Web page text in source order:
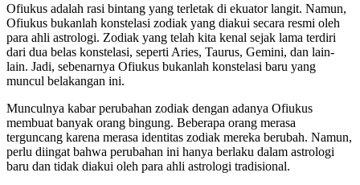
Ofiukus adalah rasi bintang yang terletak di ekuator langit. Namun,
Ofiukus bukanlah konstelasi zodiak yang diakui secara resmi oleh
para ahli astrologi. Zodiak yang telah kita kenal sejak lama terdiri
dari dua belas konstelasi, seperti Aries, Taurus, Gemini, dan lain-
lain. Jadi, sebenarnya Ofiukus bukanlah konstelasi baru yang
muncul belakangan ini.
Munculnya kabar perubahan zodiak dengan adanya Ofiukus
membuat banyak orang bingung. Beberapa orang merasa
terguncang karena merasa identitas zodiak mereka berubah. Namun,
perlu diingat bahwa perubahan ini hanya berlaku dalam astrologi
baru dan tidak diakui oleh para ahli astrologi tradisional.